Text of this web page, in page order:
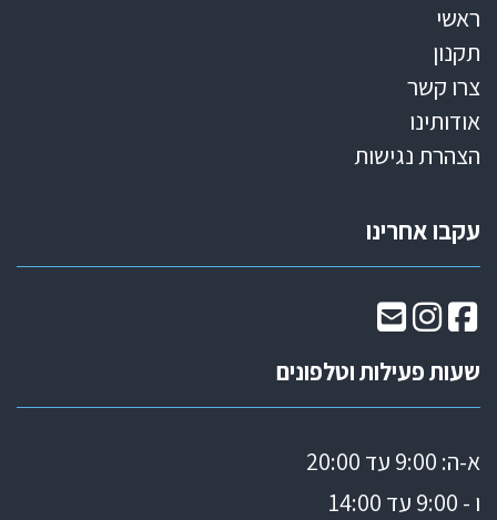
ראשי
תקנון
צרו קשר
אודותינו
הצהרת נגישות
עקבו אחרינו
שעות פעילות וטלפונים
א-ה: 9:00 עד 20:00
ו - 9:00 עד 14:00